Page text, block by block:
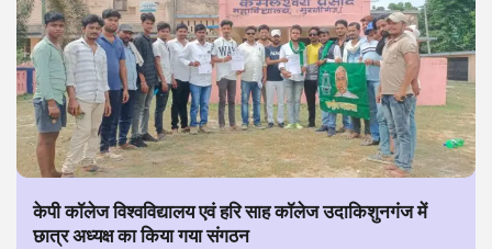
केपी कॉलेज विश्वविद्यालय एवं हरि साह कॉलेज उदाकिशुनगंज में
छात्र अध्यक्ष का किया गया संगठन